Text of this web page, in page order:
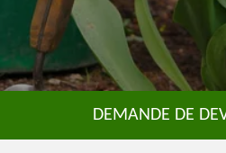
DEMANDE DE